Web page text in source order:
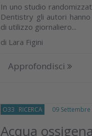
In uno studio
Dentistry gli autori
di utilizzo giornaliero...
di Lara Figini
Approfondisci
O33 RICERCA 09 Settembre
Acqua